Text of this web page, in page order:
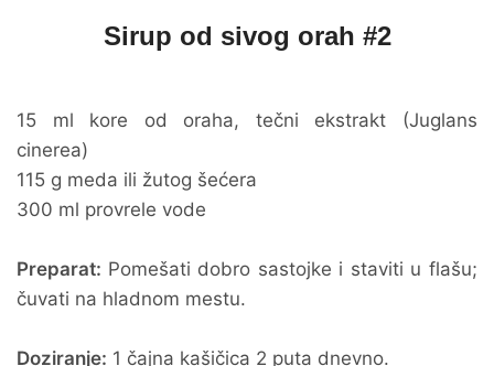
Sirup od sivog orah #2
15 ml kore od oraha, tečni ekstrakt (Juglans
cinerea)
115 g meda ili žutog šećera
300 ml provrele vode
Preparat: Pomešati dobro sastojke i staviti u flašu;
čuvati na hladnom mestu.
Doziranje: 1 čajna kašičica 2 puta dnevno.